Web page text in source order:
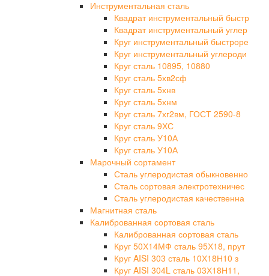
Инструментальная сталь
Квадрат инструментальный быстр
Квадрат инструментальный углер
Круг инструментальный быстроре
Круг инструментальный углероди
Круг сталь 10895, 10880
Круг сталь 5хв2сф
Круг сталь 5хнв
Круг сталь 5хнм
Круг сталь 7хг2вм, ГОСТ 2590-8
Круг сталь 9ХС
Круг сталь У10А
Круг сталь У10А
Марочный сортамент
Сталь углеродистая обыкновенно
Сталь сортовая электротехничес
Сталь углеродистая качественна
Магнитная сталь
Калиброванная сортовая сталь
Калиброванная сортовая сталь
Круг 50Х14МФ сталь 95Х18, прут
Круг AISI 303 сталь 10Х18Н10 з
Круг AISI 304L сталь 03Х18Н11,